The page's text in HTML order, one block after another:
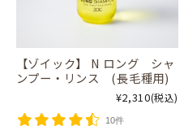
【ゾイック】 N ロング シャ
ンプー・リンス (長毛種用)
¥2,310(税込)
10件